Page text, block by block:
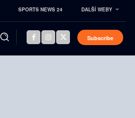
SPORTS NEWS 24 DALŠÍ WEBY
Subscribe